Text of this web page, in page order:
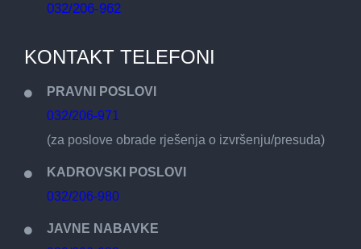
032/206-962
KONTAKT TELEFONI
PRAVNI POSLOVI
032/206-971
(za poslove obrade rješenja o izvršenju/presuda)
KADROVSKI POSLOVI
032/206-980
JAVNE NABAVKE